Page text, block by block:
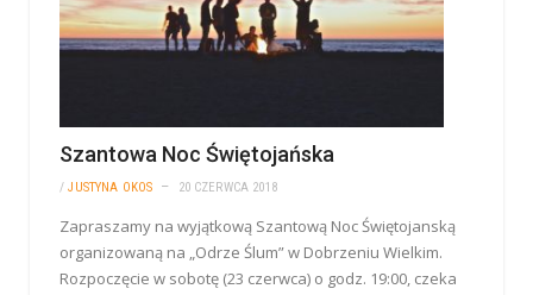
Szantowa Noc Świętojańska
/JUSTYNA OKOS 20 CZERWCA 2018
Zapraszamy na wyjątkową Szantową Noc Świętojanską
organizowaną na „Odrze Ślum” w Dobrzeniu Wielkim.
Rozpoczęcie w sobotę (23 czerwca) o godz. 19:00, czeka